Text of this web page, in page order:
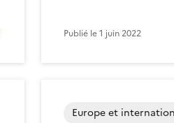
Publié le1 juin 2022
Europe et